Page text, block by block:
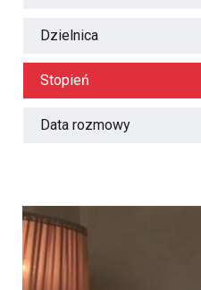
Dzielnica
Stopień
Data rozmowy